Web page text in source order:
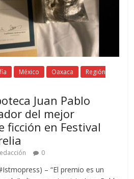
México Oaxaca
Región
Juan Pablo
del mejor
ficción en Festival
0
– “El premio es un